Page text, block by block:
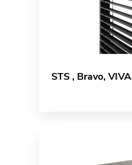
STS , Bravo, VIVA